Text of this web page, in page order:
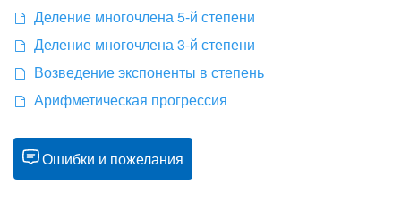
Деление многочлена 5-й степени
Деление многочлена 3-й степени
Возведение экспоненты в степень
Арифметическая прогрессия
Ошибки и пожелания